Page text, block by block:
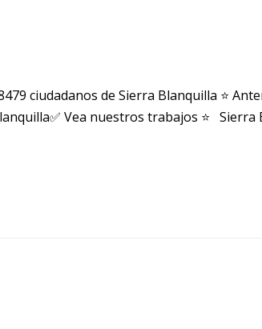
ciudadanos de Sierra Blanquilla ⭐
Vea nuestros trabajos ⭐ Sierra